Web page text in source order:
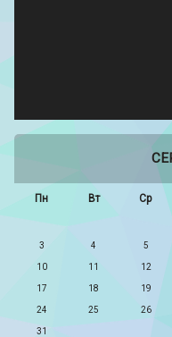
Пн Вт Ср
3 4 5
10 11 12
17 18 19
24 25 26
31